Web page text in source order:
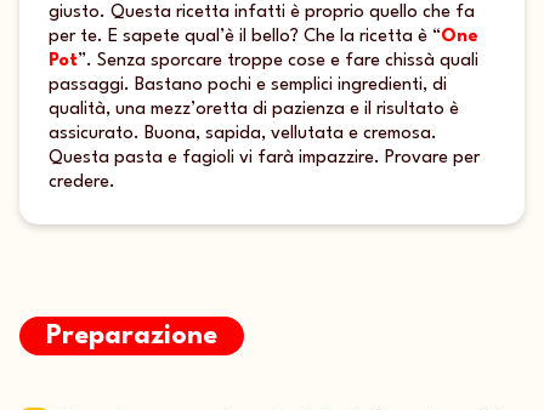
Preparazione
giusto. Questa ricetta infatti è proprio quello che fa
per te. E sapete qual’è il bello? Che la ricetta è “One
Pot”. Senza sporcare troppe cose e fare chissà quali
passaggi. Bastano pochi e semplici ingredienti, di
qualità, una mezz’oretta di pazienza e il risultato è
assicurato. Buona, sapida, vellutata e cremosa.
Questa pasta e fagioli vi farà impazzire. Provare per
credere.